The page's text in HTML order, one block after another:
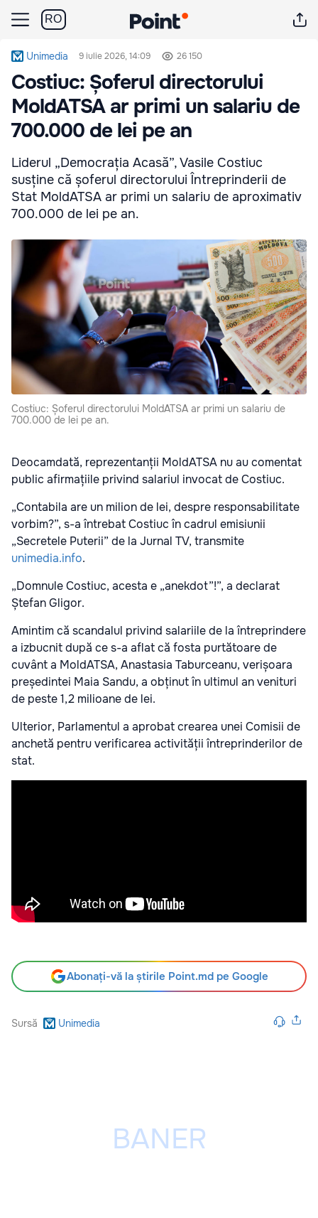
RO
Unimedia 9 iulie 2026, 14:09 26 150
Costiuc: Șoferul directorului
MoldATSA ar primi un salariu de
700.000 de lei pe an
Liderul „Democrația Acasă”, Vasile Costiuc
susține că șoferul directorului Întreprinderii de
Stat MoldATSA ar primi un salariu de aproximativ
700.000 de lei pe an.
Costiuc: Șoferul directorului MoldATSA ar primi un salariu de
700.000 de lei pe an.
Deocamdată, reprezentanții MoldATSA nu au comentat
public afirmațiile privind salariul invocat de Costiuc.
„Contabila are un milion de lei, despre responsabilitate
vorbim?”, s-a întrebat Costiuc în cadrul emisiunii
„Secretele Puterii” de la Jurnal TV, transmite
unimedia.info.
„Domnule Costiuc, acesta e „anekdot”!”, a declarat
Ștefan Gligor.
Amintim că scandalul privind salariile de la întreprindere
a izbucnit după ce s-a aflat că fosta purtătoare de
cuvânt a MoldATSA, Anastasia Taburceanu, verișoara
președintei Maia Sandu, a obținut în ultimul an venituri
de peste 1,2 milioane de lei.
Ulterior, Parlamentul a aprobat crearea unei Comisii de
anchetă pentru verificarea activității întreprinderilor de
stat.
Abonați-vă la știrile Point.md pe Google
Sursă Unimedia